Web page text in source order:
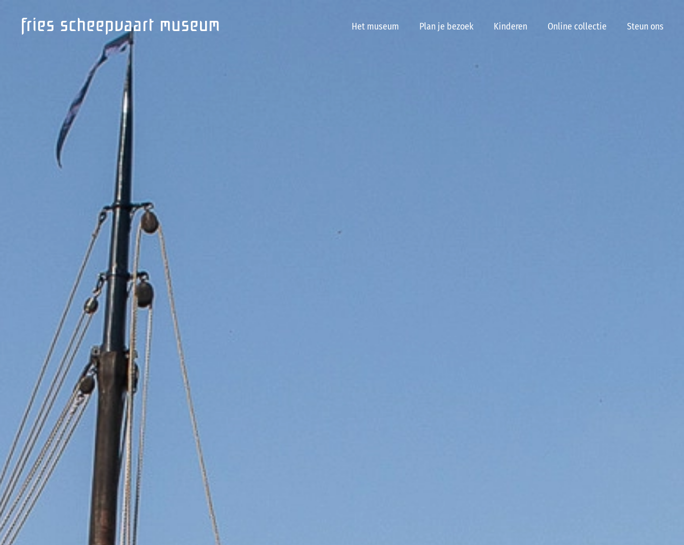
fries scheepvaart museum Het museum Plan je bezoek Kinderen Online collectie Steun ons